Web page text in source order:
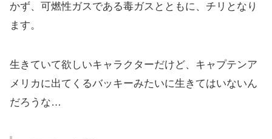
かず、可燃性ガスである毒ガスとともに、チリとなり
ます。
生きていて欲しいキャラクターだけど、キャプテンア
メリカに出てくるバッキーみたいに生きてはいないん
だろうな…